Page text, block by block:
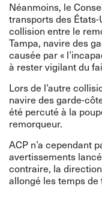
Néanmoins, le
transports des
collision entre le
Tampa, navire des
causée par «
à rester vigilant du
Lors de l’autre
navire des garde-
été percuté à la
remorqueur.
ACP n’a cependant
avertissements
contraire, la
allongé les temps de